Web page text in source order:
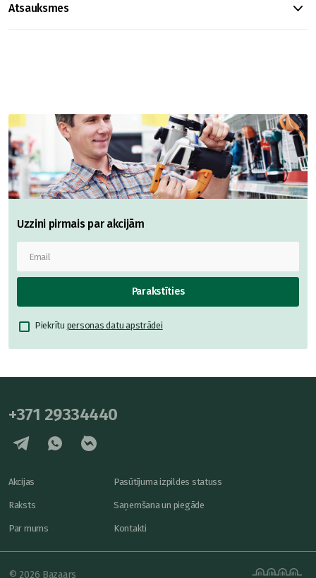
Atsauksmes
Uzzini pirmais par akcijām
Parakstīties
Piekrītu personas datu apstrādei
+371 29334440
Akcijas
Raksts
Par mums
Pasūtījuma izpildes statuss
Saņemšana un piegāde
Kontakti
© 2026 Bazaars